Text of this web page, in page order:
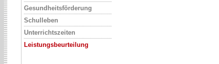
Gesundheitsförderung
Schulleben
Unterrichtszeiten
Leistungsbeurteilung